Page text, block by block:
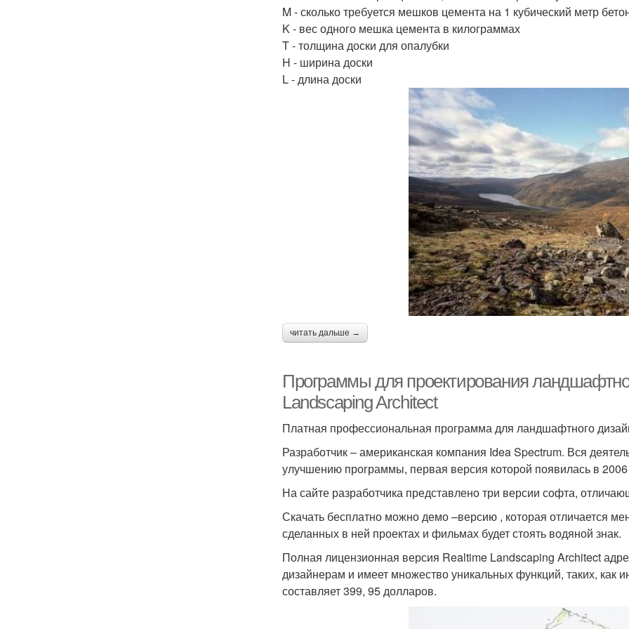
M - сколько требуется мешков цемента на 1 кубический метр
K - вес одного мешка цемента в килограммах
T - толщина доски для опалубки
H - ширина доски
L - длина доски
читать дальше →
Программы для проектирования
Landscaping Architect
Платная профессиональная программа для ландшафтного
Разработчик – американская компания Idea Spectrum. Вся
улучшению программы, первая версия которой появилась в 2006
На сайте разработчика представлено три версии софта,
Скачать бесплатно можно демо –версию , которая отличается
сделанных в ней проектах и фильмах будет стоять водяной знак.
Полная лицензионная версия Realtime Landscaping Architect
дизайнерам и имеет множество уникальных функций, таких,
составляет 399, 95 долларов.